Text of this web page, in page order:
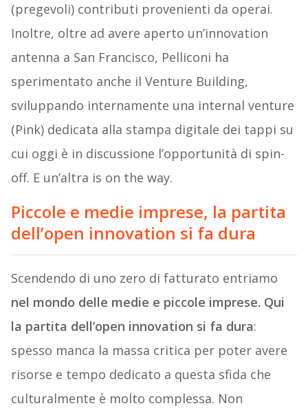
(pregevoli) contributi provenienti da operai.
Inoltre, oltre ad avere aperto un’innovation
antenna a San Francisco, Pelliconi ha
sperimentato anche il Venture Building,
sviluppando internamente una internal venture
(Pink) dedicata alla stampa digitale dei tappi su
cui oggi è in discussione l’opportunità di spin-
off. E un’altra is on the way.
Piccole e medie imprese, la partita
dell’open innovation si fa dura
Scendendo di uno zero di fatturato entriamo
nel mondo delle medie e piccole imprese. Qui
la partita dell’open innovation si fa dura:
spesso manca la massa critica per poter avere
risorse e tempo dedicato a questa sfida che
culturalmente è molto complessa. Non